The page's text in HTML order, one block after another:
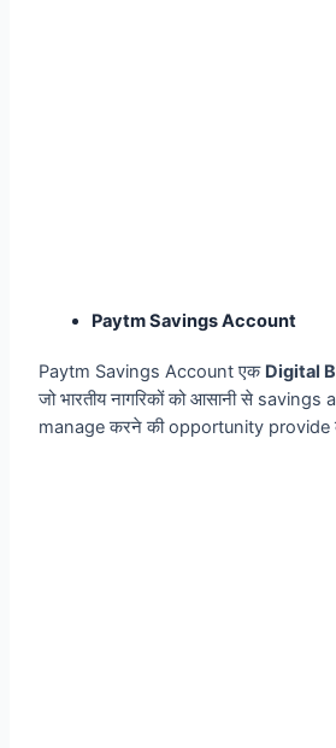
Paytm Savings Account
Paytm Savings Account एक Digital
जो भारतीय नागरिकों को आसानी से
manage करने की opportunity provide